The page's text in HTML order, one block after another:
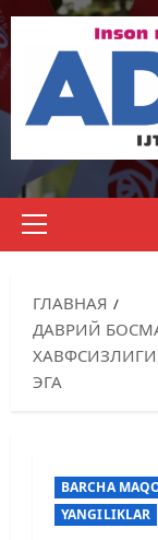
ГЛАВНАЯ
ДАВРИЙ
ЭГА
BARCHA
YANGILIKLAR